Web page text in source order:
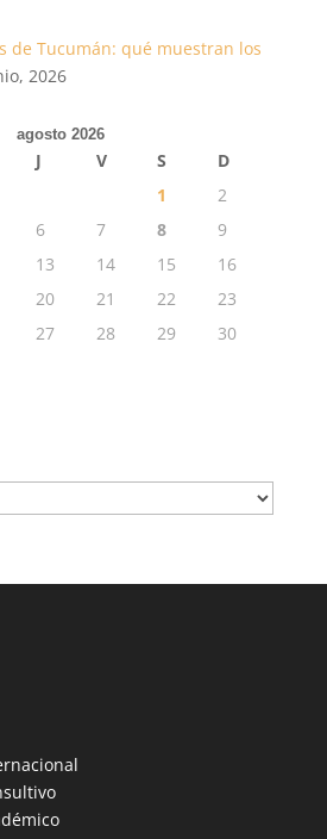
de Tucumán: qué muestran los
2026
agosto 2026
J V S
D
1
2
6 7 8
9
13 14 15
16
20 21 22
23
27 28 29
30